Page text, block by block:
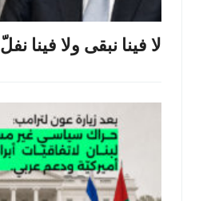
لا فينا نبقى ولا فينا نفلّ